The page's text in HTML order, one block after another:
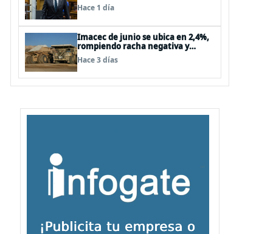
Hace 1 día
Imacec de junio se ubica en 2,4%,
rompiendo racha negativa y
supera las expectativas
Hace 3 días